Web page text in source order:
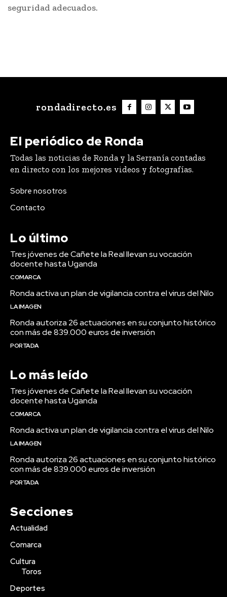
seguridad adecuados.
rondadirecto.es
El periódico de Ronda
Todas las noticias de Ronda y la Serranía contadas
en directo con los mejores videos y fotografías.
Sobre nosotros
Contacto
Lo último
Tres jóvenes de Cañete la Real llevan su vocación
docente hasta Uganda
COMARCA
Ronda activa un plan de vigilancia contra el virus del Nilo
LA IMAGEN
Ronda autoriza 26 actuaciones en su conjunto histórico
con más de 839.000 euros de inversión
PORTADA
Lo más leído
Tres jóvenes de Cañete la Real llevan su vocación
docente hasta Uganda
COMARCA
Ronda activa un plan de vigilancia contra el virus del Nilo
LA IMAGEN
Ronda autoriza 26 actuaciones en su conjunto histórico
con más de 839.000 euros de inversión
PORTADA
Secciones
Actualidad
Comarca
Cultura
Toros
Deportes